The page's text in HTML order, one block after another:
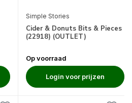
Simple Stories
Cider & Donuts Bits & Pieces
(22918) (OUTLET)
Op voorraad
Login voor prijzen